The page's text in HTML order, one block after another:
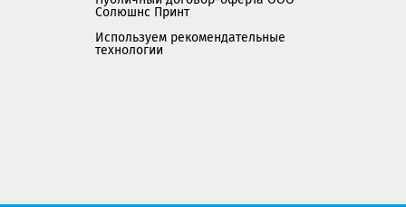
Солюшнс Принт
Используем рекомендательные
технологии